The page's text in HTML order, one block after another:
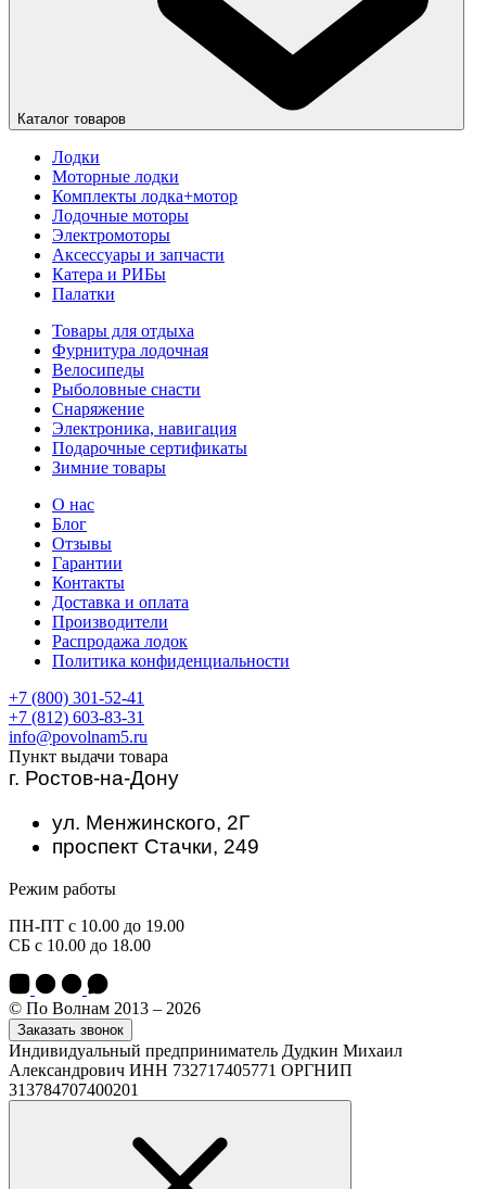
Каталог товаров
Лодки
Моторные лодки
Комплекты лодка+мотор
Лодочные моторы
Электромоторы
Аксессуары и запчасти
Катера и РИБы
Палатки
Товары для отдыха
Фурнитура лодочная
Велосипеды
Рыболовные снасти
Снаряжение
Электроника, навигация
Подарочные сертификаты
Зимние товары
О нас
Блог
Отзывы
Гарантии
Контакты
Доставка и оплата
Производители
Распродажа лодок
Политика конфиденциальности
+7 (800) 301-52-41
+7 (812) 603-83-31
info@povolnam5.ru
Пункт выдачи товара
г. Ростов-на-Дону
ул. Менжинского, 2Г
проспект Стачки, 249
Режим работы
ПН-ПТ с 10.00 до 19.00
СБ с 10.00 до 18.00
© По Волнам 2013 – 2026
Заказать звонок
Индивидуальный предприниматель Дудкин Михаил
Александрович ИНН 732717405771 ОРГНИП
313784707400201